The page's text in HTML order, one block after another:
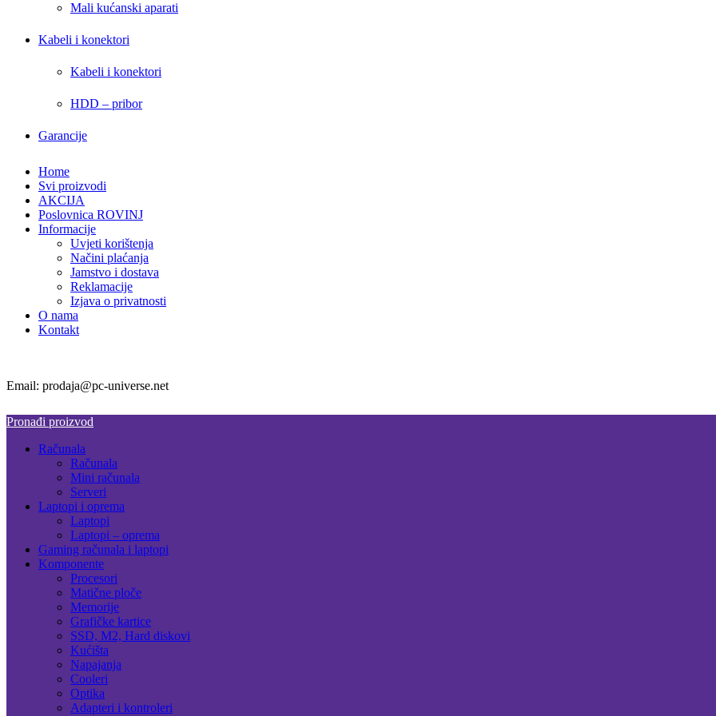
Mali kućanski aparati
Kabeli i konektori
Kabeli i konektori
HDD – pribor
Garancije
Home
Svi proizvodi
AKCIJA
Poslovnica ROVINJ
Informacije
Uvjeti korištenja
Načini plaćanja
Jamstvo i dostava
Reklamacije
Izjava o privatnosti
O nama
Kontakt
Email: prodaja@pc-universe.net
Pronađi proizvod
Računala
Računala
Mini računala
Serveri
Laptopi i oprema
Laptopi
Laptopi – oprema
Gaming računala i laptopi
Komponente
Procesori
Matične ploče
Memorije
Grafičke kartice
SSD, M2, Hard diskovi
Kućišta
Napajanja
Cooleri
Optika
Adapteri i kontroleri